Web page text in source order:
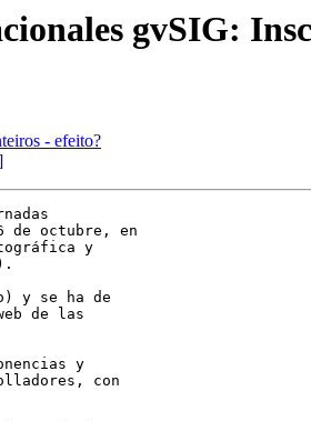
gvSIG:
- efeito?
de octubre, en
y
y se ha de
de las
y
con